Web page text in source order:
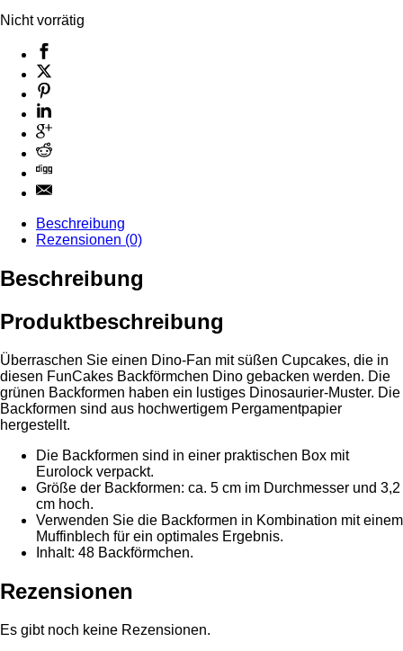
Nicht vorrätig
Beschreibung
Rezensionen (0)
Beschreibung
Produktbeschreibung
Überraschen Sie einen Dino-Fan mit süßen Cupcakes, die in
diesen FunCakes Backförmchen Dino gebacken werden. Die
grünen Backformen haben ein lustiges Dinosaurier-Muster. Die
Backformen sind aus hochwertigem Pergamentpapier
hergestellt.
Die Backformen sind in einer praktischen Box mit
Eurolock verpackt.
Größe der Backformen: ca. 5 cm im Durchmesser und 3,2
cm hoch.
Verwenden Sie die Backformen in Kombination mit einem
Muffinblech für ein optimales Ergebnis.
Inhalt: 48 Backförmchen.
Rezensionen
Es gibt noch keine Rezensionen.